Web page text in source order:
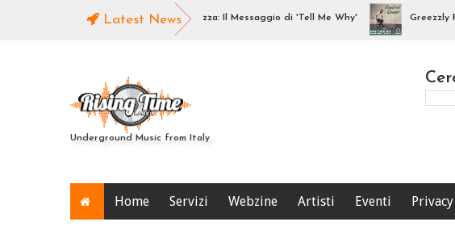
Latest News
& GuIRIE Musica e Consapevolezza: Il Messaggio di 'Tell Me Why' Greezzly
Underground Music from Italy
Home Servizi Webzine Artisti Eventi